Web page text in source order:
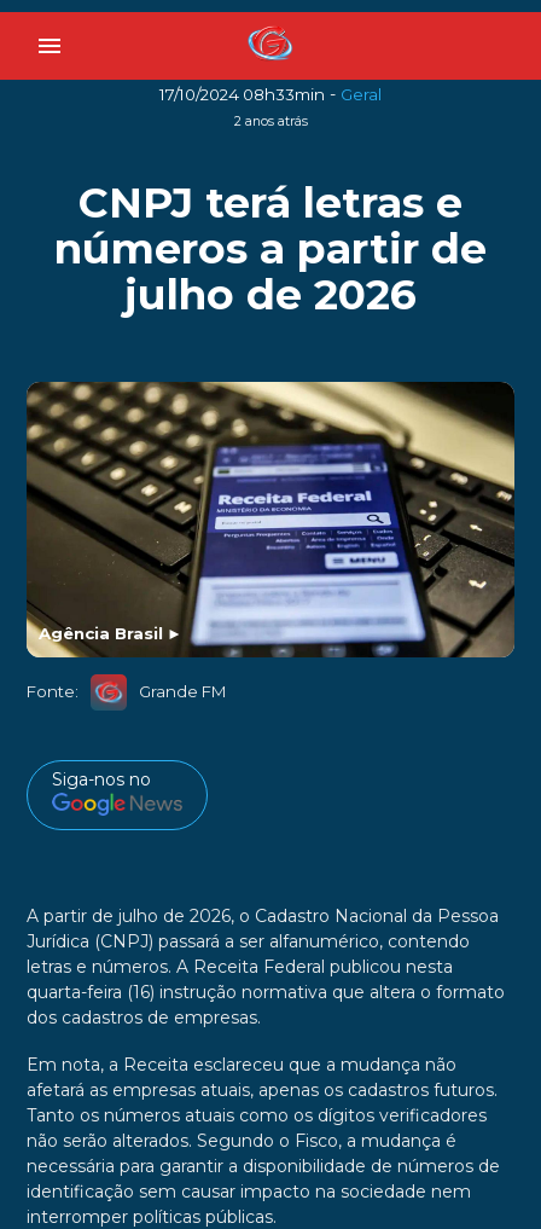
menu
17/10/2024 08h33min - Geral
2 anos atrás
CNPJ terá letras e
números a partir de
julho de 2026
Agência Brasil ►
Fonte: Grande FM
Siga-nos no
A partir de julho de 2026, o Cadastro Nacional da Pessoa
Jurídica (CNPJ) passará a ser alfanumérico, contendo
letras e números. A Receita Federal publicou nesta
quarta-feira (16) instrução normativa que altera o formato
dos cadastros de empresas.
Em nota, a Receita esclareceu que a mudança não
afetará as empresas atuais, apenas os cadastros futuros.
Tanto os números atuais como os dígitos verificadores
não serão alterados. Segundo o Fisco, a mudança é
necessária para garantir a disponibilidade de números de
identificação sem causar impacto na sociedade nem
interromper políticas públicas.